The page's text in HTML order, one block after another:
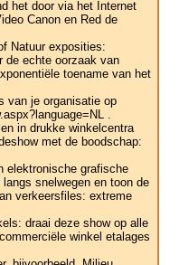
het door via het Internet
Canon en Red de
Natuur exposities:
de echte oorzaak van
toename van het
van je organisatie op
.
in drukke winkelcentra
met de boodschap:
elektronische grafische
snelwegen en toon de
verkeersfiles: extreme
draai deze show op alle
winkel etalages